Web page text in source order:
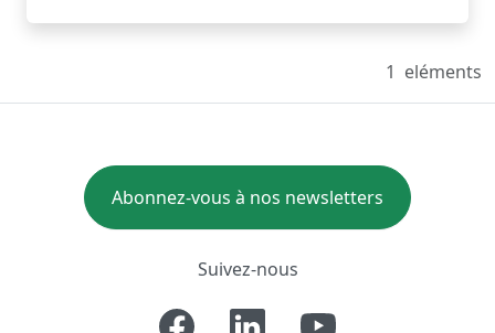
1 eléments
Abonnez-vous à nos newsletters
Suivez-nous